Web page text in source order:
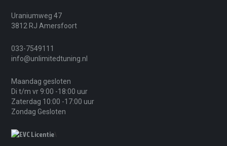
Uraniumweg 47
3812 RJ Amersfoort
033-7549111
info@unlimitedtuning.nl
Maandag gesloten
Di t/m vr 9:00 -18:00 uur
Zaterdag 10:00 -17:00 uur
Zondag Gesloten